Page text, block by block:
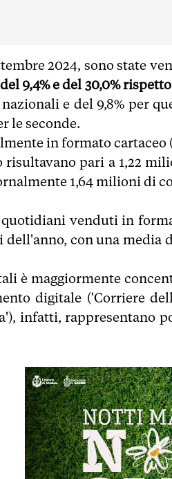
2024, sono state
9,4% e del 30,0%
e del 9,8% per
le seconde.
in formato cartaceo
risultavano pari a 1,22
1,64 milioni di
venduti in
con una media
è maggiormente
digitale ('Corriere
infatti, rappresentano